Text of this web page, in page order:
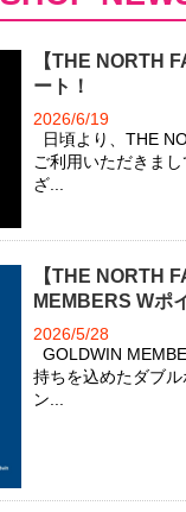
【THE NORTH
ート！
2026/6/19
日頃より、THE
ご利用いただきま
ざ...
【THE NORTH
MEMBERS Wポ
2026/5/28
GOLDWIN
持ちを込めたダブ
ン...